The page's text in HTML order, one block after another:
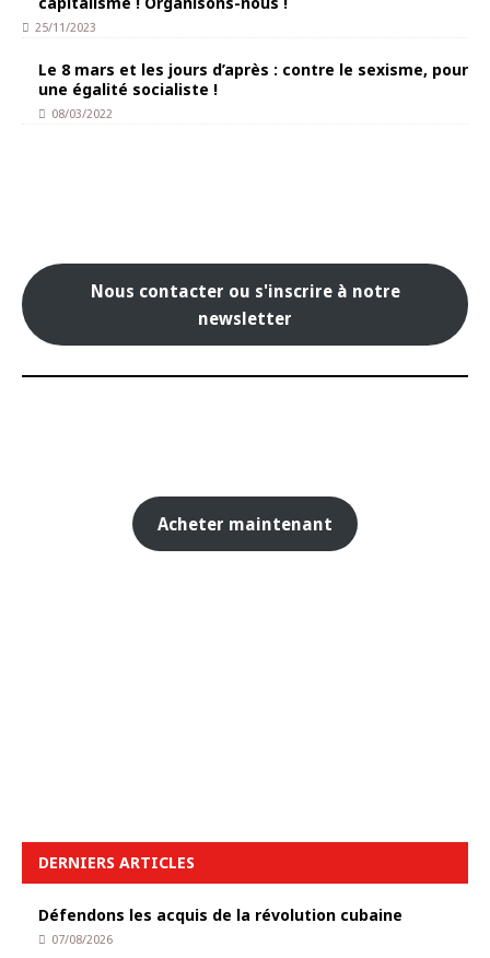
25/11/2023
Le 8 mars et les jours d’après : contre le sexisme, pour
une égalité socialiste !
08/03/2022
Nous contacter ou s'inscrire à notre
newsletter
Acheter maintenant
DERNIERS ARTICLES
Défendons les acquis de la révolution cubaine
07/08/2026